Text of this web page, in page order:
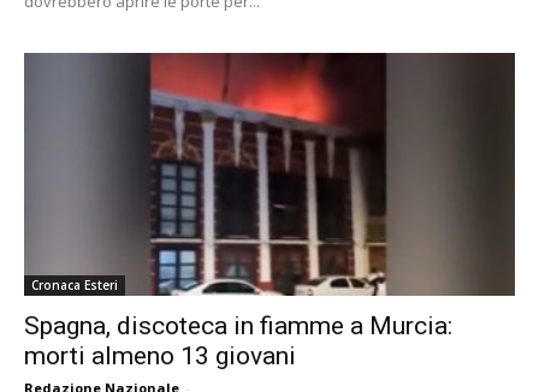
Cronaca Esteri
Spagna, discoteca in fiamme a Murcia:
morti almeno 13 giovani
Redazione Nazionale -